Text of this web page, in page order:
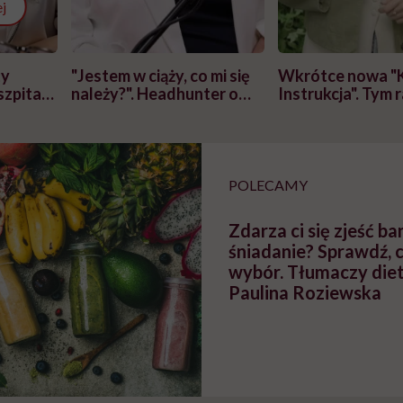
"Jestem w ciąży, co mi się
należy?". Headhunter o
pracy
Wkrótce nowa
Instrukcja". Tym
POLECAMY
Zdarza ci się zjeść
śniadanie? Sprawdź,
wybór. Tłumaczy
Paulina Roziewska